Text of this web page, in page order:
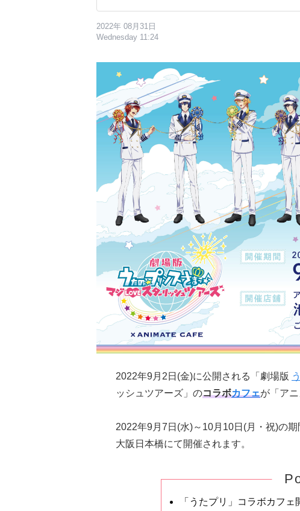
2022年 08月31日
Wednesday 11:24
2022年9月2日(金)に公開される「劇場版
ッシュツアーズ」のコラボカフェが「ア
2022年9月7日(水)～10月10日(月・祝)の
大阪日本橋にて開催されます。
「うたプリ」コラボカフェ